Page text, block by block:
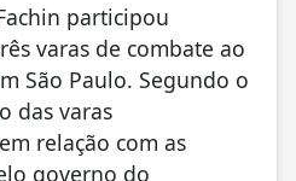
participou
varas de combate ao
São Paulo. Segundo o
das varas
relação com as
governo do